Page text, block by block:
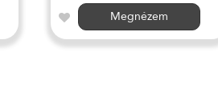
Megnézem